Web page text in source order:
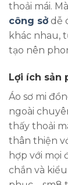
thoải mái.
công sở dễ
khác nhau,
tạo nên
Lợi ích sản
Áo sơ mi
ngoài
thấy thoải
thân thiện
hợp với mọi
chắn và